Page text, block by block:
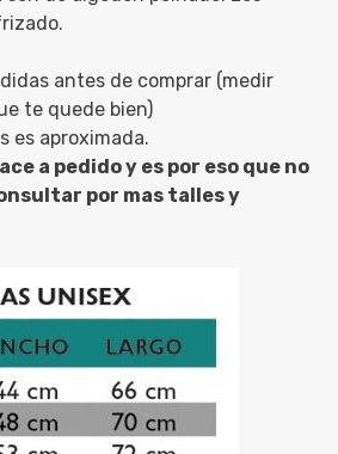
antes de comprar (medir
te quede bien)
es aproximada.
a pedido y es por eso que no
por mas talles y